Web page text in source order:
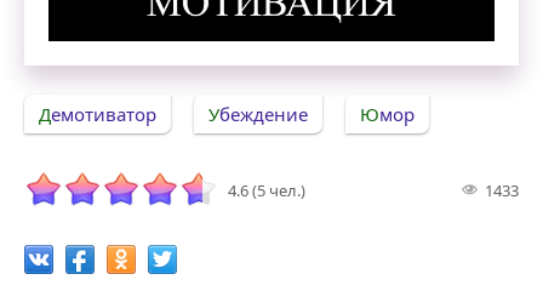
Демотиватор Убеждение Юмор
4.6 (5 чел.) 1433